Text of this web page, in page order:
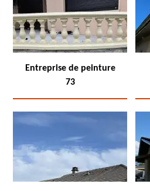
Entreprise de peinture
73